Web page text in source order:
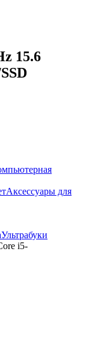
15.6
Аксессуары для
Ультрабуки
i5-